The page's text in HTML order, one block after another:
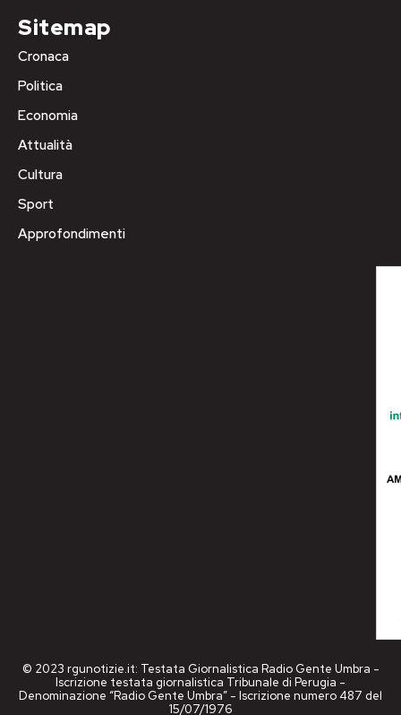
Sitemap
Cronaca
Politica
Economia
Attualità
Cultura
Sport
Approfondimenti
© 2023 rgunotizie.it: Testata Giornalistica Radio Gente Umbra -
Iscrizione testata giornalistica Tribunale di Perugia -
Denominazione “Radio Gente Umbra” - Iscrizione numero 487 del
15/07/1976